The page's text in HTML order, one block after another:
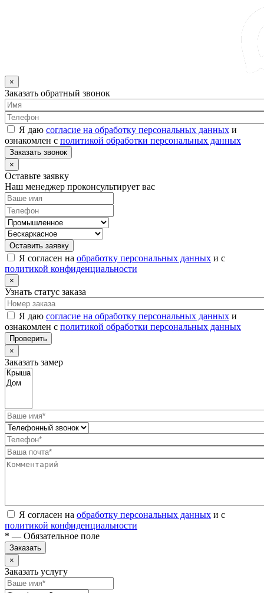
×
Заказать обратный звонок
Я даю согласие на обработку персональных данных и
ознакомлен с политикой обработки персональных данных
Заказать звонок
×
Оставьте заявку
Наш менеджер проконсультирует вас
Оставить заявку
Я согласен на обработку персональных данных и с
политикой конфиденциальности
×
Узнать статус заказа
Я даю согласие на обработку персональных данных и
ознакомлен с политикой обработки персональных данных
Проверить
×
Заказать замер
Я согласен на обработку персональных данных и с
политикой конфиденциальности
* — Обязательное поле
Заказать
×
Заказать услугу